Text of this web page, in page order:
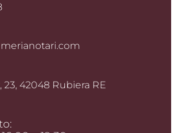
23, 42048 Rubiera RE